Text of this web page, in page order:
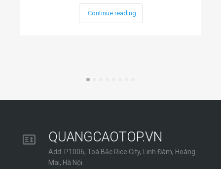
Continue reading
QUANGCAOTOP.VN
Add: P1006, Toà Bắc Rice City, Linh Đàm, Hoàng
Mai, Hà Nội.